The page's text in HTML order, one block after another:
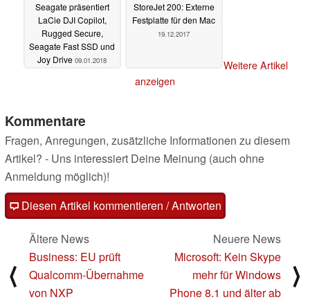
Seagate präsentiert
LaCie DJI Copilot,
Rugged Secure,
Seagate Fast SSD und
Joy Drive 09.01.2018
StoreJet 200: Externe
Festplatte für den Mac
19.12.2017
Weitere Artikel
anzeigen
Kommentare
Fragen, Anregungen, zusätzliche Informationen zu diesem
Artikel? - Uns interessiert Deine Meinung (auch ohne
Anmeldung möglich)!
Diesen Artikel kommentieren / Antworten
⟨
Ältere News
Business: EU prüft
Qualcomm-Übernahme
von NXP
Neuere News
Microsoft: Kein Skype
mehr für Windows
Phone 8.1 und älter ab
⟩